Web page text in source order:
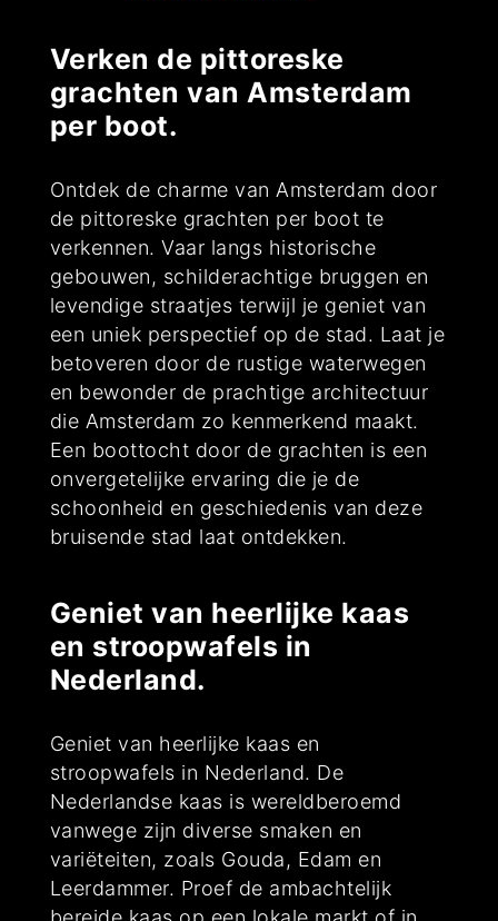
Verken de pittoreske
grachten van Amsterdam
per boot.
Ontdek de charme van Amsterdam door
de pittoreske grachten per boot te
verkennen. Vaar langs historische
gebouwen, schilderachtige bruggen en
levendige straatjes terwijl je geniet van
een uniek perspectief op de stad. Laat je
betoveren door de rustige waterwegen
en bewonder de prachtige architectuur
die Amsterdam zo kenmerkend maakt.
Een boottocht door de grachten is een
onvergetelijke ervaring die je de
schoonheid en geschiedenis van deze
bruisende stad laat ontdekken.
Geniet van heerlijke kaas
en stroopwafels in
Nederland.
Geniet van heerlijke kaas en
stroopwafels in Nederland. De
Nederlandse kaas is wereldberoemd
vanwege zijn diverse smaken en
variëteiten, zoals Gouda, Edam en
Leerdammer. Proef de ambachtelijk